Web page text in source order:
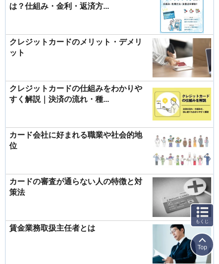
は？仕組み・金利・返済方...
クレジットカードのメリット・デメリ
ット
クレジットカードの仕組みをわかりや
すく解説｜決済の流れ・種...
カード会社に好まれる職業や社会的地
位
カードの審査が通らない人の特徴と対
策法
賃金業務取扱主任者とは
もくじ
Top